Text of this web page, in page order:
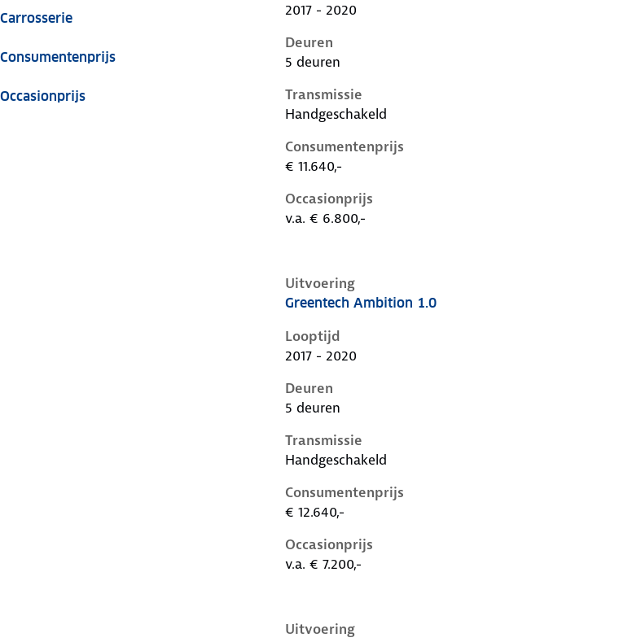
Carrosserie
Consumentenprijs
Occasionprijs
2017 - 2020
Deuren
5 deuren
Transmissie
Handgeschakeld
Consumentenprijs
€ 11.640,-
Occasionprijs
v.a. € 6.800,-
Uitvoering
Skoda Citigo i-1e-facelift, 1.0, 44 kW, Benzine, 5 deuren
Greentech Ambition 1.0
Looptijd
2017 - 2020
Deuren
5 deuren
Transmissie
Handgeschakeld
Consumentenprijs
€ 12.640,-
Occasionprijs
v.a. € 7.200,-
Uitvoering